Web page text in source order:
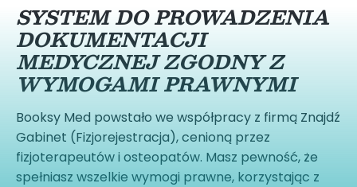
SYSTEM DO PROWADZENIA
DOKUMENTACJI
MEDYCZNEJ ZGODNY Z
WYMOGAMI PRAWNYMI
Booksy Med powstało we współpracy z firmą Znajdź
Gabinet (Fizjorejestracja), cenioną przez
fizjoterapeutów i osteopatów. Masz pewność, że
spełniasz wszelkie wymogi prawne, korzystając z